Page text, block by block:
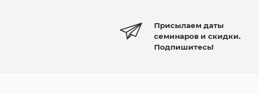
Присылаем даты
семинаров и скидки.
Подпишитесь!